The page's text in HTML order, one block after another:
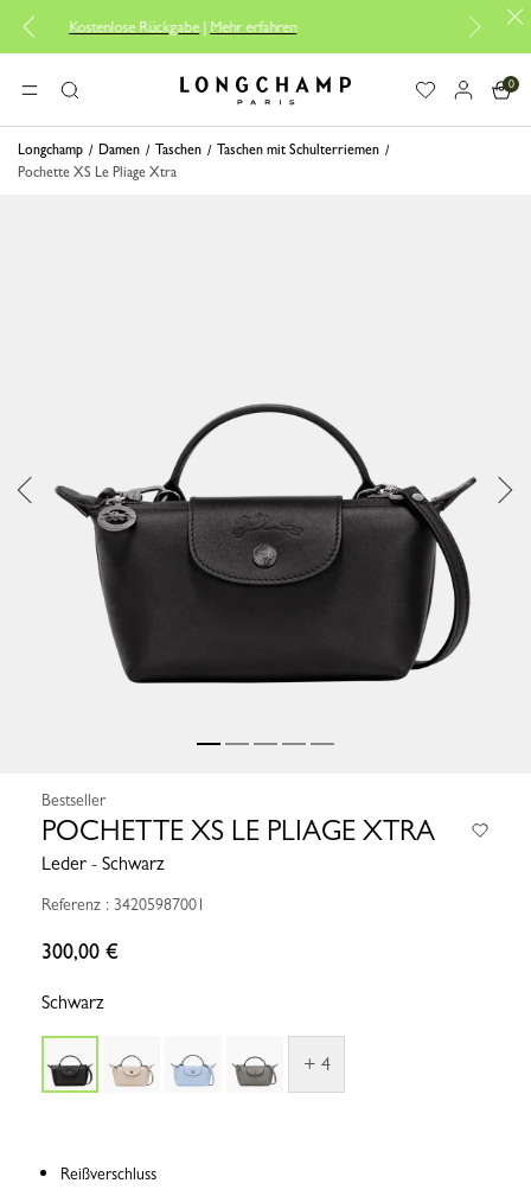
Rückgabe|Mehr erfahren Kostenlose
MENÜSuche Longchamp - Home
0
Longchamp Damen Taschen
Taschen mit Schulterriemen
Pochette XS Le Pliage Xtra
Bestseller
POCHETTE XS LE PLIAGE XTRA
Leder - Schwarz
Referenz : 34205987001
300,00 €
Schwarz
+ 4
Reißverschluss